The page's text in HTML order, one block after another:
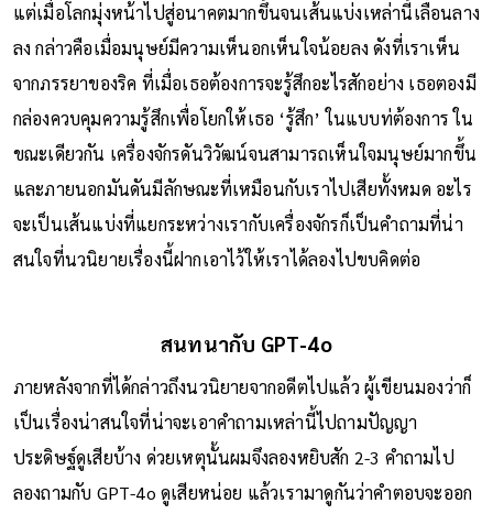
แต่เมื่อโลกมุ่งหน้าไปสู่อนาคตมากขึ้นจนเส้นแบ่งเหล่านี้เลือนลาง
ลง กล่าวคือเมื่อมนุษย์มีความเห็นอกเห็นใจน้อยลง ดังที่เราเห็น
จากภรรยาของริค ที่เมื่อเธอต้องการจะรู้สึกอะไรสักอย่าง เธอตองมี
กล่องควบคุมความรู้สึกเพื่อโยกให้เธอ ‘รู้สึก’ ในแบบท่ต้องการ ใน
ขณะเดียวกัน เครื่องจักรดันวิวัฒน์จนสามารถเห็นใจมนุษย์มากขึ้น
และภายนอกมันดันมีลักษณะที่เหมือนกับเราไปเสียทั้งหมด อะไร
จะเป็นเส้นแบ่งที่แยกระหว่างเรากับเครื่องจักรก็เป็นคำถามที่น่า
สนใจที่นวนิยายเรื่องนี้ฝากเอาไว้ให้เราได้ลองไปขบคิดต่อ
สนทนากับ GPT-4o
ภายหลังจากที่ได้กล่าวถึงนวนิยายจากอดีตไปแล้ว ผู้เขียนมองว่าก็
เป็นเรื่องน่าสนใจที่น่าจะเอาคำถามเหล่านี้ไปถามปัญญา
ประดิษฐ์ดูเสียบ้าง ด่วยเหตุนั้นผมจึงลองหยิบสัก 2-3 คำถามไป
ลองถามกับ GPT-4o ดูเสียหน่อย แล้วเรามาดูกันว่าคำตอบจะออก